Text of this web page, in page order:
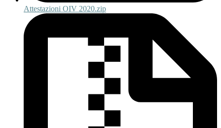
Attestazioni OIV 2020.zip